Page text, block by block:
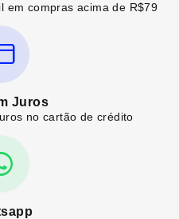
em compras acima de R$79
Juros
no cartão de crédito